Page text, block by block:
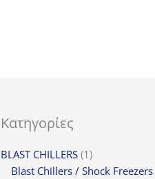
Κατηγορίες
BLAST CHILLERS 11
προϊόν
Blast Chillers / Shock Freezers